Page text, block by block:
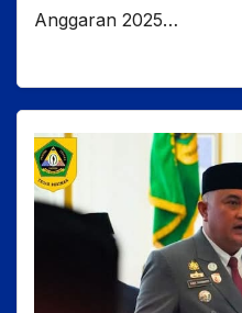
Anggaran 2025…